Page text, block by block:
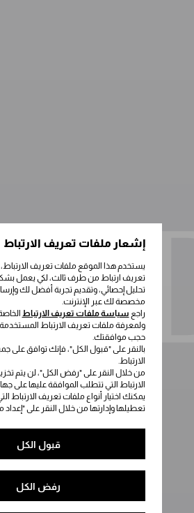
إشعار ملفات تعريف الارتباط
يستخدم هذا الموقع ملفات تعريف
تعريف ارتباط من طرف ثالث، لكي يعمل
تحليل إحصائي، وتقديم تجربة أفضل لك
مخصصة لك عبر الإنترنت.
راجع سياسة ملفات تعريف الارتباط
ولمعرفة ملفات تعريف الارتباط
حجب موافقتك.
بالنقر على "قبول الكل"، فإنك توافق على
الارتباط.
من خلال النقر على "رفض الكل"، لن يتم
الارتباط التي تتطلب الموافقة عليها على
يمكنك اختيار أنواع ملفات تعريف الارتباط
تعطيلها وإدارتها من خلال النقر على "إعداد
قبول الكل
رفض الكل